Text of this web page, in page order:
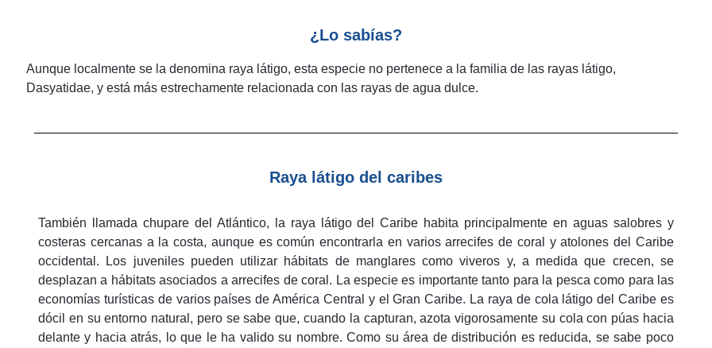
¿Lo sabías?
Aunque localmente se la denomina raya látigo, esta especie no pertenece a la familia de las rayas látigo,
Dasyatidae, y está más estrechamente relacionada con las rayas de agua dulce.
Raya látigo del caribes
También llamada chupare del Atlántico, la raya látigo del Caribe habita principalmente en aguas salobres y
costeras cercanas a la costa, aunque es común encontrarla en varios arrecifes de coral y atolones del Caribe
occidental. Los juveniles pueden utilizar hábitats de manglares como viveros y, a medida que crecen, se
desplazan a hábitats asociados a arrecifes de coral. La especie es importante tanto para la pesca como para las
economías turísticas de varios países de América Central y el Gran Caribe. La raya de cola látigo del Caribe es
dócil en su entorno natural, pero se sabe que, cuando la capturan, azota vigorosamente su cola con púas hacia
delante y hacia atrás, lo que le ha valido su nombre. Como su área de distribución es reducida, se sabe poco